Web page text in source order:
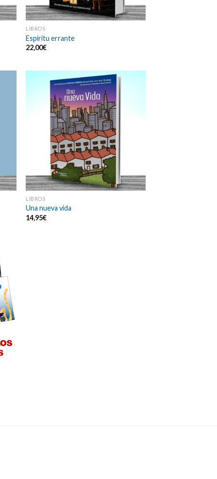
LIBROS
Espíritu errante
22,00€
LIBROS
Una nueva vida
14,95€